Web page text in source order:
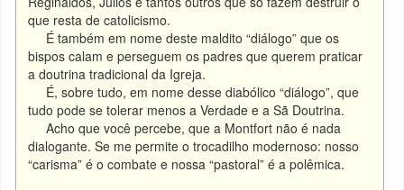
que resta de catolicismo.
É também em nome deste maldito “diálogo” que os
bispos calam e perseguem os padres que querem praticar
a doutrina tradicional da Igreja.
É, sobre tudo, em nome desse diabólico “diálogo”, que
tudo pode se tolerar menos a Verdade e a Sã Doutrina.
Acho que você percebe, que a Montfort não é nada
dialogante. Se me permite o trocadilho modernoso: nosso
“carisma” é o combate e nossa “pastoral” é a polêmica.